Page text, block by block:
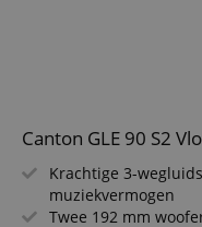
Canton GLE 90 S2
Krachtige 3-
muziekvermogen
Twee 192 mm